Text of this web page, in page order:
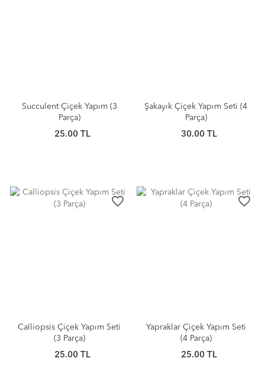
Succulent Çiçek Yapım (3
Parça)
25.00 TL
Şakayık Çiçek Yapım Seti (4
Parça)
30.00 TL
favorite_border
Calliopsis Çiçek Yapım Seti
(3 Parça)
25.00 TL
favorite_border
Yapraklar Çiçek Yapım Seti
(4 Parça)
25.00 TL